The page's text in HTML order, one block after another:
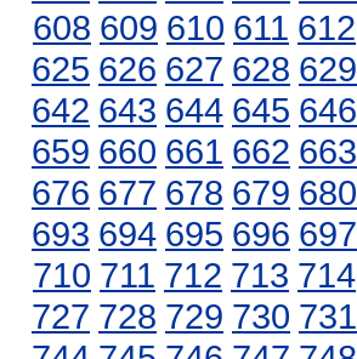
608 609 610 611 612
625 626 627 628 629
642 643 644 645 646
659 660 661 662 663
676 677 678 679 680
693 694 695 696 697
710 711 712 713 714
727 728 729 730 731